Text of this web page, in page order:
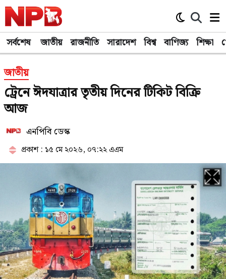
সর্বশেষ জাতীয় রাজনীতি সারাদেশ বিশ্ব বাণিজ্য শিক্ষা
জাতীয়
ট্রেনে ঈদযাত্রার তৃতীয় দিনের টিকিট বিক্রি
আজ
এনপিবি ডেস্ক
প্রকাশ : ১৫ মে ২০২৬, ০৭:২২ এএম